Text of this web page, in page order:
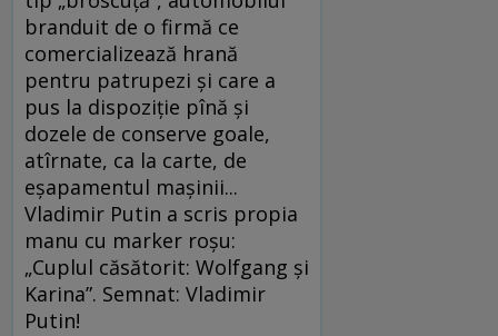
branduit de o firmă ce
comercializează hrană
pentru patrupezi și care a
pus la dispoziție pînă și
dozele de conserve goale,
atîrnate, ca la carte, de
eșapamentul mașinii...
Vladimir Putin a scris propia
manu cu marker roșu:
„Cuplul căsătorit: Wolfgang și
Karina”. Semnat: Vladimir
Putin!